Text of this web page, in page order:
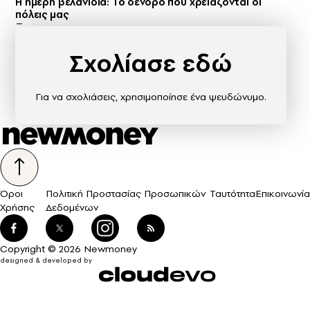
πόλεις μας
Σχολίασε εδώ
Για να σχολιάσεις, χρησιμοποίησε ένα ψευδώνυμο.
Όροι
Χρήσης
Πολιτική Προστασίας Προσωπικών
Δεδομένων
ΤαυτότηταΕπικοινωνία
Copyright © 2026 Newmoney
designed & developed by